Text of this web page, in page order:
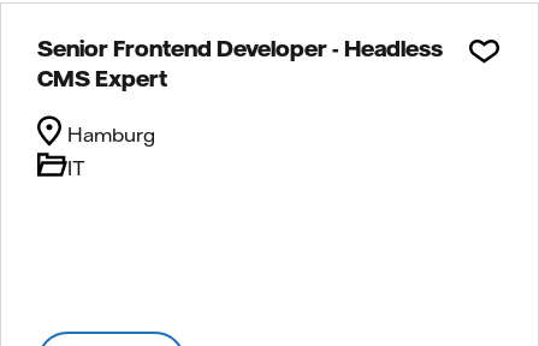
Senior Frontend Developer - Headless
CMS Expert
IT
Hamburg